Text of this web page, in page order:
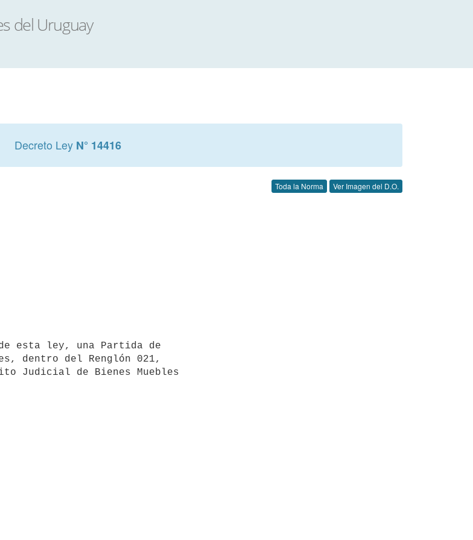
Decreto Ley N° 14416
Toda la Norma Ver Imagen del D.O.
esta ley, una Partida de
dentro del Renglón 021,
Judicial de Bienes Muebles